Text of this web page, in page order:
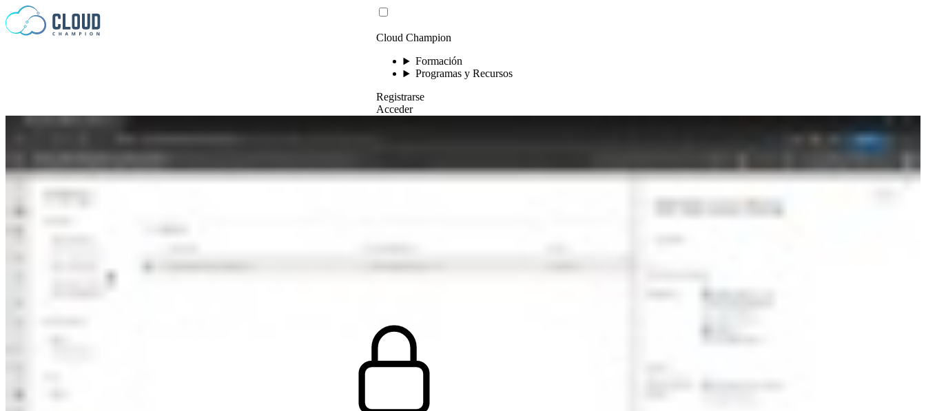
Saltar al contenido
Cloud Champion
Formación
Programas y Recursos
Registrarse
Acceder